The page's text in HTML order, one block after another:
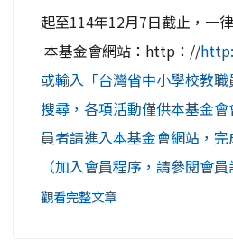
起至114年12月7日截止，一
本基金會網站：http：//
或輸入「台灣省中小學校教職
搜尋，各項活動僅供本基金
員者請進入本基金會網站，
（加入會員程序，請參閱會
觀看完整文章